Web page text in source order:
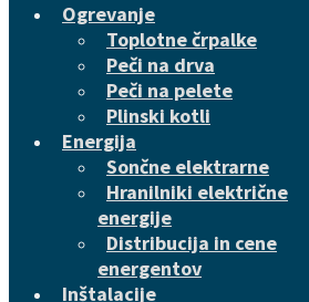
Ogrevanje
Toplotne črpalke
Peči na drva
Peči na pelete
Plinski kotli
Energija
Sončne elektrarne
Hranilniki električne
energije
Distribucija in cene
energentov
Inštalacije